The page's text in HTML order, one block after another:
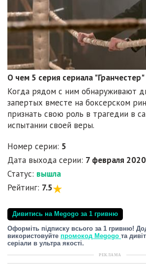
О чем 5 серия сериала "Гранчестер"
Когда рядом с ним обнаруживают
запертых вместе на боксерском
признать свою роль в трагедии в
испытании своей веры.
Номер серии: 5
Дата выхода серии: 7 февраля 2020
Статус: вышла
Рейтинг: 7.5
Дивитись на Megogo за 1 гривню
Оформіть підписку всього за 1 гривню!
використовуйте промокод Megogo та
серіали в ультра якості.
РЕКЛАМА